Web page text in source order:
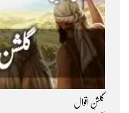
گلشنِ اقوال